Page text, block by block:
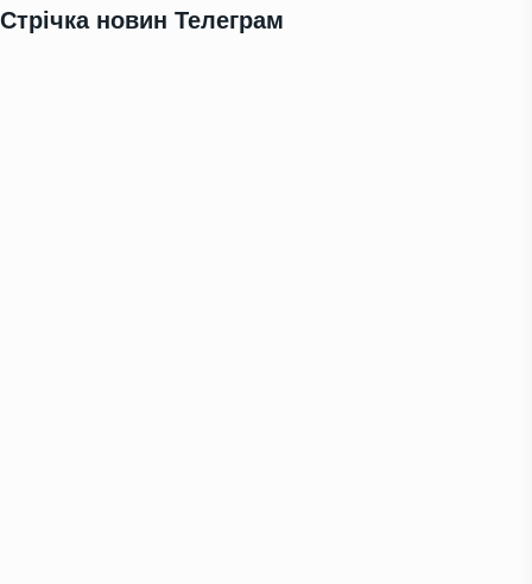
Стрічка новин Телеграм